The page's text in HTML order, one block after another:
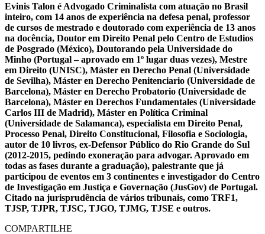
Evinis Talon é Advogado Criminalista com atuação no Brasil
inteiro, com 14 anos de experiência na defesa penal, professor
de cursos de mestrado e doutorado com experiência de 13 anos
na docência, Doutor em Direito Penal pelo Centro de Estudios
de Posgrado (México), Doutorando pela Universidade do
Minho (Portugal – aprovado em 1º lugar duas vezes), Mestre
em Direito (UNISC), Máster en Derecho Penal (Universidade
de Sevilha), Máster en Derecho Penitenciario (Universidade de
Barcelona), Máster en Derecho Probatorio (Universidade de
Barcelona), Máster en Derechos Fundamentales (Universidade
Carlos III de Madrid), Máster en Política Criminal
(Universidade de Salamanca), especialista em Direito Penal,
Processo Penal, Direito Constitucional, Filosofia e Sociologia,
autor de 10 livros, ex-Defensor Público do Rio Grande do Sul
(2012-2015, pedindo exoneração para advogar. Aprovado em
todas as fases durante a graduação), palestrante que já
participou de eventos em 3 continentes e investigador do Centro
de Investigação em Justiça e Governação (JusGov) de Portugal.
Citado na jurisprudência de vários tribunais, como TRF1,
TJSP, TJPR, TJSC, TJGO, TJMG, TJSE e outros.
COMPARTILHE